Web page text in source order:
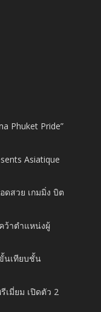
Phuket Pride”
Asiatique
ดสวย เกมมิ่ง บิต
ว้าตำแหน่งผู้
นเทียบชั้น
เมี่ยม เปิดตัว 2